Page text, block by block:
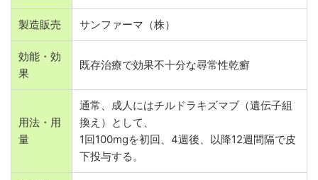
製造販売 サンファーマ（株）
効能・効
果
既存治療で効果不十分な尋常性乾癬
用法・用
量
通常、成人にはチルドラキズマブ（遺伝子組
換え）として、
1回100mgを初回、4週後、以降12週間隔で皮
下投与する。